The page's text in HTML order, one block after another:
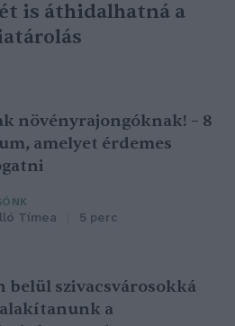
is áthidalhatná a
növényrajongóknak! – 8
amelyet érdemes
Tímea 5 perc
belül szivacsvárosokká
a